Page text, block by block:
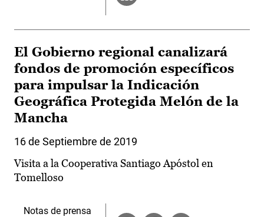
El Gobierno regional canalizará
fondos de promoción específicos
para impulsar la Indicación
Geográfica Protegida Melón de la
Mancha
16 de Septiembre de 2019
Visita a la Cooperativa Santiago Apóstol en
Tomelloso
Notas de prensa